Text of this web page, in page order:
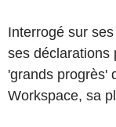
Interrogé sur
ses déclarations
'grands progrès'
Workspace, sa